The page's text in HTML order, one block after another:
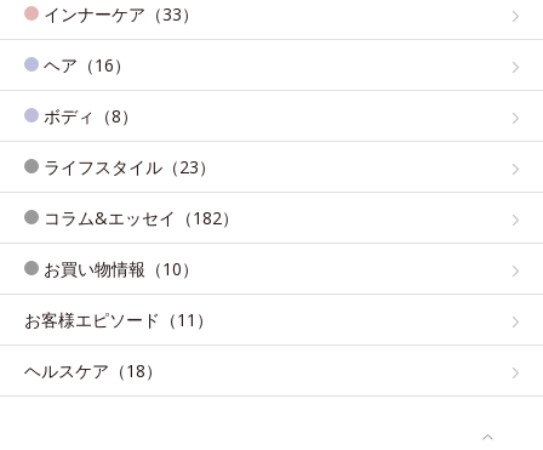
インナーケア（33）
ヘア（16）
ボディ（8）
ライフスタイル（23）
コラム&エッセイ（182）
お買い物情報（10）
お客様エピソード（11）
ヘルスケア（18）